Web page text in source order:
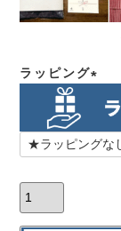
ラッピング
(必
須)